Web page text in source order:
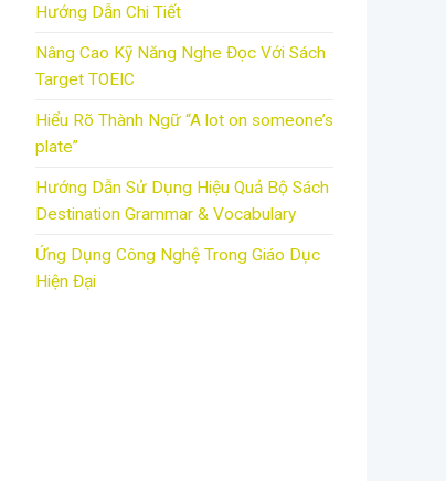
Hướng Dẫn Chi Tiết
Nâng Cao Kỹ Năng Nghe Đọc Với Sách
Target TOEIC
Hiểu Rõ Thành Ngữ “A lot on someone’s
plate”
Hướng Dẫn Sử Dụng Hiệu Quả Bộ Sách
Destination Grammar & Vocabulary
Ứng Dụng Công Nghệ Trong Giáo Dục
Hiện Đại